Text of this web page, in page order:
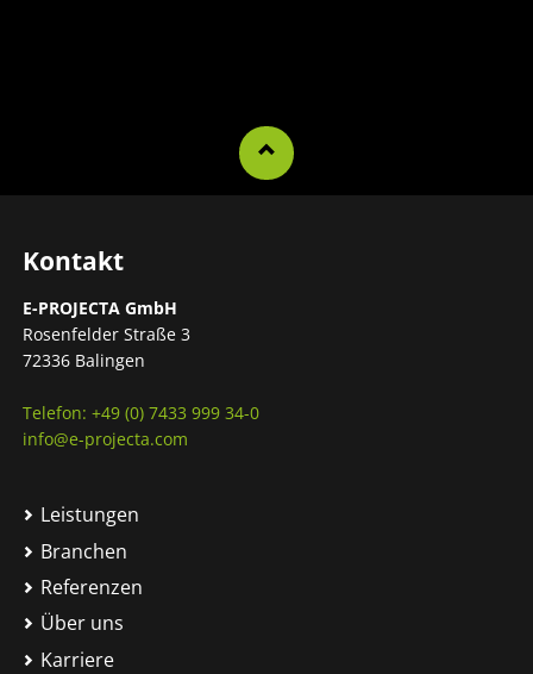
Kontakt
E-PROJECTA GmbH
Rosenfelder Straße 3
72336 Balingen
Telefon: +49 (0) 7433 999 34-0
info@e-projecta.com
Leistungen
Branchen
Referenzen
Über uns
Karriere